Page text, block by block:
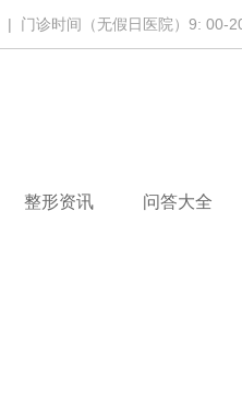
| 门诊时间（无假日医院）9: 00-
整形资讯 问答大全